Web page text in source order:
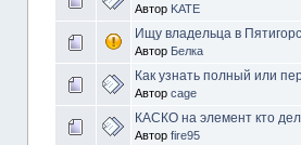
Автор KATE
Ищу владельца в
Автор Белка
Как узнать полный или
Автор cage
КАСКО на элемент кто
Автор fire95